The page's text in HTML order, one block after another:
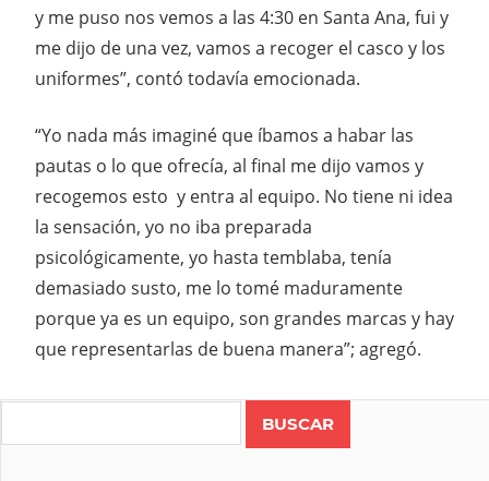
y me puso nos vemos a las 4:30 en Santa Ana, fui y
me dijo de una vez, vamos a recoger el casco y los
uniformes”, contó todavía emocionada.
“Yo nada más imaginé que íbamos a habar las
pautas o lo que ofrecía, al final me dijo vamos y
recogemos esto y entra al equipo. No tiene ni idea
la sensación, yo no iba preparada
psicológicamente, yo hasta temblaba, tenía
demasiado susto, me lo tomé maduramente
porque ya es un equipo, son grandes marcas y hay
que representarlas de buena manera”; agregó.